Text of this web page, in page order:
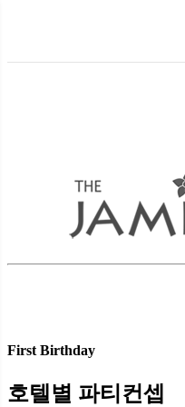
First Birthday
호텔별 파티컨셉